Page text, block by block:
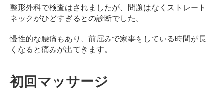
整形外科で検査はされましたが、問題はなくストレート
ネックがひどすぎるとの診断でした。
慢性的な腰痛もあり、前屈みで家事をしている時間が長
くなると痛みが出てきます。
初回マッサージ